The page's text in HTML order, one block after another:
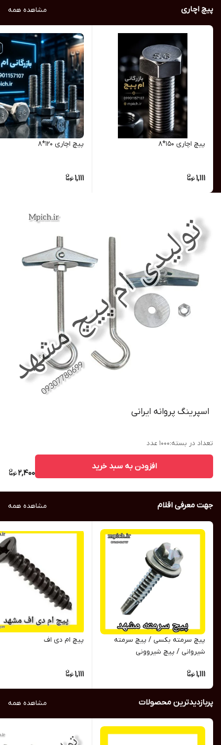
پیچ اچاری مشاهده همه
پیچ اچاری 150*8
1,111
پیچ اچاری 120*8
1,111
اسپرینگ پروانه ایرانی
تعداد در بسته:۱۰۰۰ عدد
2,400
افزودن به سبد خرید
جهت معرفی اقلام مشاهده همه
پیچ سرمته بکسی / پیچ سرمته
شیروانی / پیچ شیروونی
1,111
پیچ ام دی اف
1,111
پربازدیدترین محصولات مشاهده همه